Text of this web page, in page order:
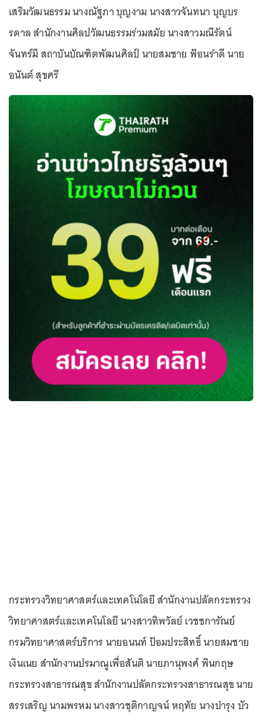
เสริมวัฒนธรรม นางณัฐภา บุญงาม นางสาวจันทนา บุญบร
รดาล สำนักงานศิลปวัฒนธรรมร่วมสมัย นางสาวมณีรัตน์
จันทร์มี สถาบันบัณฑิตพัฒนศิลป์ นายสมชาย ฟ้อนรำดี นาย
อนันต์ สุขศรี
กระทรวงวิทยาศาสตร์และเทคโนโลยี สำนักงานปลัดกระทรวง
วิทยาศาสตร์และเทคโนโลยี นางสาวทิพวัลย์ เวชชการัณย์
กรมวิทยาศาสตร์บริการ นายอนนท์ ป้อมประสิทธิ์ นายสมชาย
เงินเนย สำนักงานปรมาณูเพื่อสันติ นายภานุพงศ์ พินกฤษ
กระทรวงสาธารณสุข สำนักงานปลัดกระทรวงสาธารณสุข นาย
สรรเสริญ นามพรหม นางสาวชุติกาญจน์ หฤทัย นางบํารุง บัว